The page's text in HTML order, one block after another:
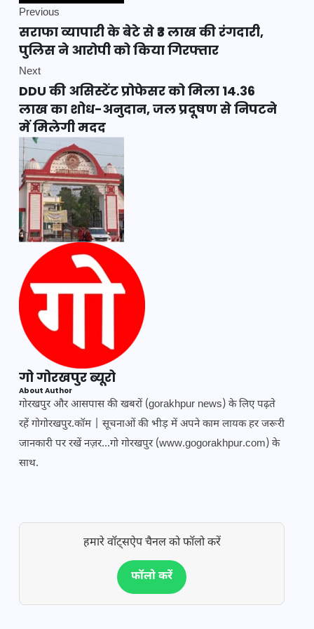
Previous
सराफा व्यापारी के बेटे से ₹3 लाख की रंगदारी,
पुलिस ने आरोपी को किया गिरफ्तार
Next
DDU की असिस्टेंट प्रोफेसर को मिला 14.36
लाख का शोध-अनुदान, जल प्रदूषण से निपटने
में मिलेगी मदद
गो गोरखपुर ब्यूरो
About Author
गोरखपुर और आसपास की खबरों (gorakhpur news) के लिए पढ़ते
रहें गोगोरखपुर.कॉम | सूचनाओं की भीड़ में अपने काम लायक हर जरूरी
जानकारी पर रखें नज़र...गो गोरखपुर (www.gogorakhpur.com) के
साथ.
हमारे वॉट्सऐप चैनल को फॉलो करें
फॉलो करें